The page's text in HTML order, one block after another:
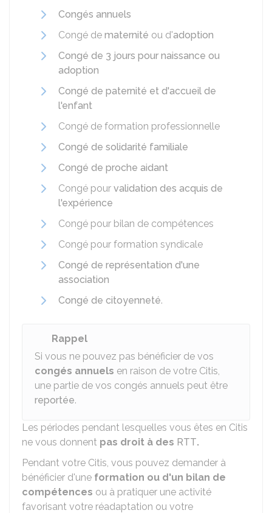
Congés annuels
Congé de maternité ou d'adoption
Congé de 3 jours pour naissance ou
adoption
Congé de paternité et d'accueil de
l'enfant
Congé de formation professionnelle
Congé de solidarité familiale
Congé de proche aidant
Congé pour validation des acquis de
l'expérience
Congé pour bilan de compétences
Congé pour formation syndicale
Congé de représentation d'une
association
Congé de citoyenneté.
Rappel
Si vous ne pouvez pas bénéficier de vos
congés annuels en raison de votre Citis,
une partie de vos congés annuels peut être
reportée.
Les périodes pendant lesquelles vous êtes en Citis
ne vous donnent pas droit à des RTT.
Pendant votre Citis, vous pouvez demander à
bénéficier d'une formation ou d'un bilan de
compétences ou à pratiquer une activité
favorisant votre réadaptation ou votre